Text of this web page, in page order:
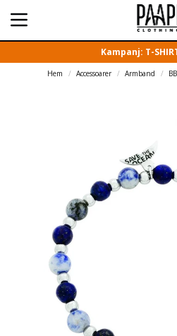
Kampanj: T-
Hem Accessoarer Armband